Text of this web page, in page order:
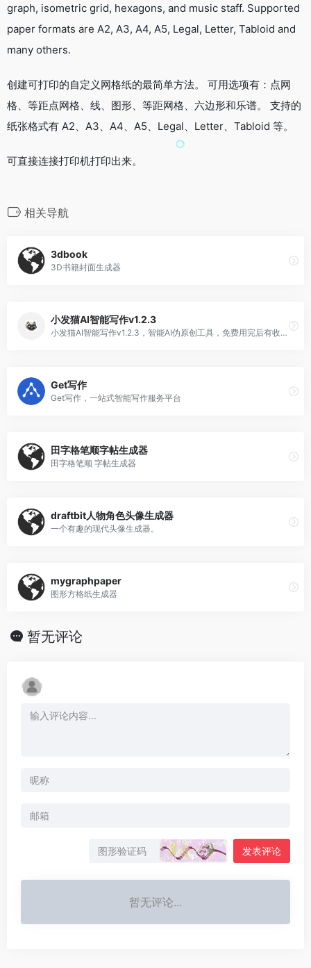
graph, isometric grid, hexagons, and music staff. Supported
paper formats are A2, A3, A4, A5, Legal, Letter, Tabloid and
many others.
创建可打印的自定义网格纸的最简单方法。 可用选项有：点网
格、等距点网格、线、图形、等距网格、六边形和乐谱。 支持的
纸张格式有 A2、A3、A4、A5、Legal、Letter、Tabloid 等。
可直接连接打印机打印出来。
相关导航
3dbook
3D书籍封面生成器
小发猫AI智能写作v1.2.3
小发猫AI智能写作v1.2.3，智能AI伪原创工具，免费用完后有收费。
Get写作
Get写作，一站式智能写作服务平台
田字格笔顺字帖生成器
田字格笔顺 字帖生成器
draftbit人物角色头像生成器
一个有趣的现代头像生成器。
mygraphpaper
图形方格纸生成器
暂无评论
发表评论
暂无评论...